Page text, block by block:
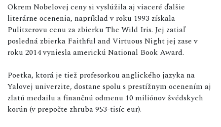
Okrem Nobelovej ceny si vyslúžila aj viaceré ďalšie
literárne ocenenia, napríklad v roku 1993 získala
Pulitzerovu cenu za zbierku The Wild Iris. Jej zatiaľ
posledná zbierka Faithful and Virtuous Night jej zase v
roku 2014 vyniesla americkú National Book Award.
Poetka, ktorá je tiež profesorkou anglického jazyka na
Yalovej univerzite, dostane spolu s prestížnym ocenením aj
zlatú medailu a finančnú odmenu 10 miliónov švédskych
korún (v prepočte zhruba 953-tisíc eur).